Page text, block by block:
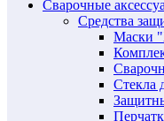
Сварочные
Средства
Маски
Стекла